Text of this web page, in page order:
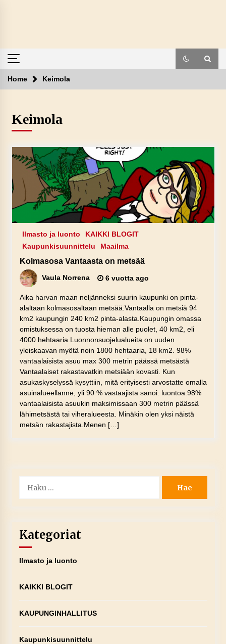
Home Keimola
Keimola
Ilmasto ja luonto
KAIKKI BLOGIT
Kaupunkisuunnittelu
Maailma
Kolmasosa Vantaasta on metsää
Vaula Norrena 6 vuotta ago
Aika harvan maan neljänneksi suurin kaupunki on pinta-
alaltaan kolmasosaltaan metsää.Vantaalla on metsiä 94
km2 kaupungin 240 km2 pinta-alasta.Kaupungin omassa
omistuksessa on tuosta hieman alle puolet, 40 km2, eli
4000 hehtaaria.Luonnonsuojelualueita on uuden
yleiskaavan myötä noin 1800 hehtaaria, 18 km2. 98%
vantaalaisista asuu max 300 metrin päässä metsästä
Vantaalaiset rakastavatkin metsiään kovasti. Kun
asukaskyselyssä kysyttiin, mitä erityisesti arvostatte omalla
asuinalueellanne, yli 90 % vastaajista sanoi: luontoa.98%
vantaalaisista asuukin maksimissaan 300 metrin päässä
lähimetsästä tai viheralueesta. Minäkin olen yksi näistä
metsän rakastajista.Menen […]
Kategoriat
Ilmasto ja luonto
KAIKKI BLOGIT
KAUPUNGINHALLITUS
Kaupunkisuunnittelu